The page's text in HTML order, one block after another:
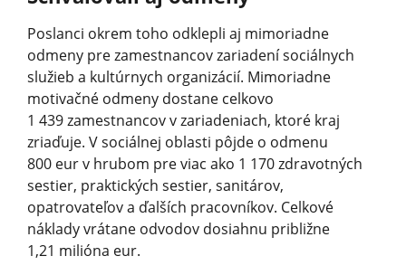
Poslanci okrem toho odklepli aj mimoriadne
odmeny pre zamestnancov zariadení sociálnych
služieb a kultúrnych organizácií. Mimoriadne
motivačné odmeny dostane celkovo
1 439 zamestnancov v zariadeniach, ktoré kraj
zriaďuje. V sociálnej oblasti pôjde o odmenu
800 eur v hrubom pre viac ako 1 170 zdravotných
sestier, praktických sestier, sanitárov,
opatrovateľov a ďalších pracovníkov. Celkové
náklady vrátane odvodov dosiahnu približne
1,21 milióna eur.